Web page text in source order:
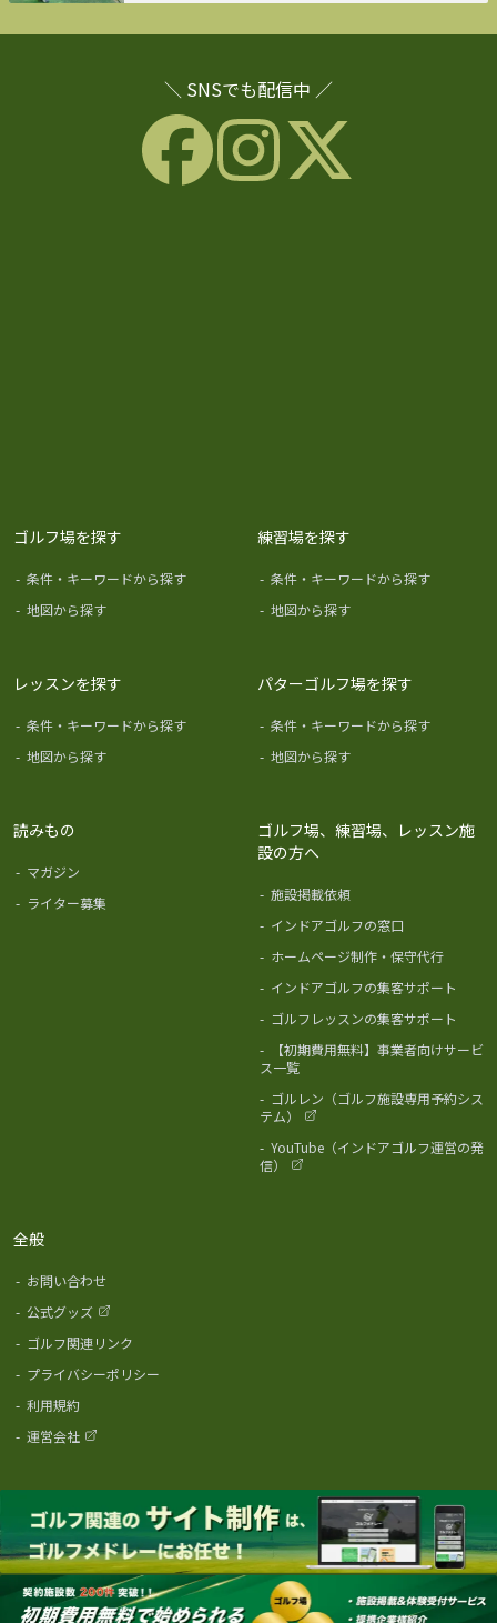
＼ SNSでも配信中 ／
ゴルフ場を探す
- 条件・キーワードから探す
- 地図から探す
練習場を探す
- 条件・キーワードから探す
- 地図から探す
レッスンを探す
- 条件・キーワードから探す
- 地図から探す
パターゴルフ場を探す
- 条件・キーワードから探す
- 地図から探す
読みもの
- マガジン
- ライター募集
ゴルフ場、練習場、レッスン施
設の方へ
- 施設掲載依頼
- インドアゴルフの窓口
- ホームページ制作・保守代行
- インドアゴルフの集客サポート
- ゴルフレッスンの集客サポート
-
【初期費用無料】事業者向けサービ
ス一覧
- ゴルレン（ゴルフ施設専用予約シス
テム）
- YouTube（インドアゴルフ運営の発
信）
全般
- お問い合わせ
- 公式グッズ
- ゴルフ関連リンク
- プライバシーポリシー
- 利用規約
- 運営会社